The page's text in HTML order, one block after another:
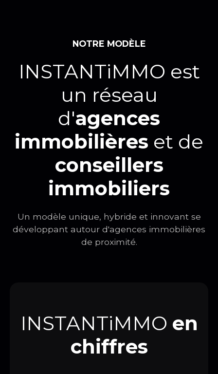
NOTRE MODÈLE
INSTANTiMMO est
un réseau
d'agences
immobilières et de
conseillers
immobiliers
Un modèle unique, hybride et innovant se
développant autour d'agences immobilières
de proximité.
INSTANTiMMO en
chiffres